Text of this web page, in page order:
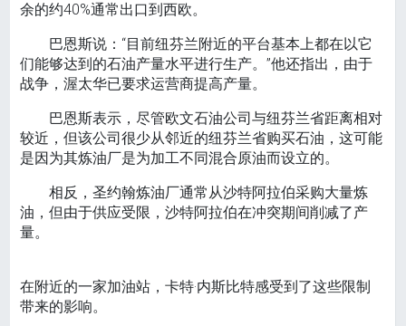
余的约40%通常出口到西欧。
巴恩斯说：“目前纽芬兰附近的平台基本上都在以它
们能够达到的石油产量水平进行生产。”他还指出，由于
战争，渥太华已要求运营商提高产量。
巴恩斯表示，尽管欧文石油公司与纽芬兰省距离相对
较近，但该公司很少从邻近的纽芬兰省购买石油，这可能
是因为其炼油厂是为加工不同混合原油而设立的。
相反，圣约翰炼油厂通常从沙特阿拉伯采购大量炼
油，但由于供应受限，沙特阿拉伯在冲突期间削减了产
量。
在附近的一家加油站，卡特·内斯比特感受到了这些限制
带来的影响。